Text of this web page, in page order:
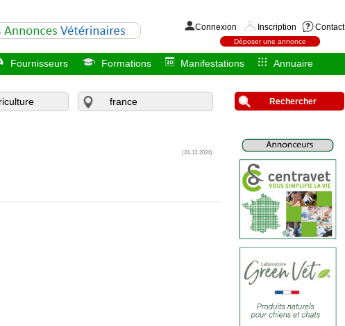
Déposer une annonce
Connexion Inscription Contact
Fournisseurs Formations Manifestations Annuaire
Rechercher
(24-12-2024)